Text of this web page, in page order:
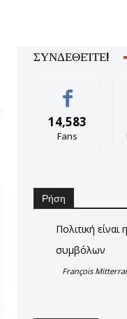
ΣΥΝΔΕΘΕΊΤΕ!
14,583
Fans
Ρήση
Πολιτική είναι
συμβόλων
François